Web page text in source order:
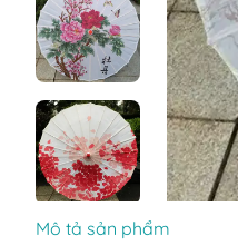
Mô tả sản phẩm